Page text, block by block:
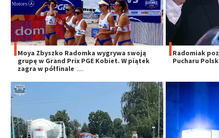
Moya Zbyszko Radomka wygrywa swoją
grupę w Grand Prix PGE Kobiet. W piątek
zagra w półfinale
Radomiak
Pucharu